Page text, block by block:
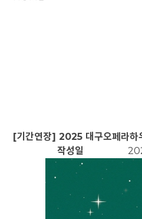
[기간연장] 2025 대구오페라하
작성일